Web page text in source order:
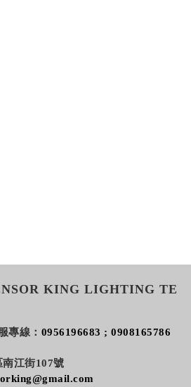
KING LIGHTING TE
專線： 0956196683 ; 0908165786
江街107號